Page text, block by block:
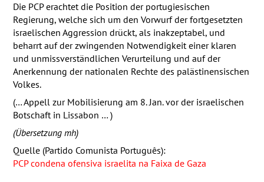
Die PCPerachtet die Position der portugiesischen
Regierung, welche sich um den Vorwurf der fortgesetzten
israelischen Aggression drückt, als inakzeptabel, und
beharrt auf der zwingenden Notwendigkeit einer klaren
und unmissverständlichen Verurteilung und auf der
Anerkennung der nationalen Rechte des palästinensischen
Volkes.
(… Appell zur Mobilisierung am 8. Jan. vor der israelischen
Botschaft in Lissabon … )
(Übersetzung mh)
Quelle (Partido Comunista Português):
PCPcondena ofensiva israelita na Faixa de Gaza